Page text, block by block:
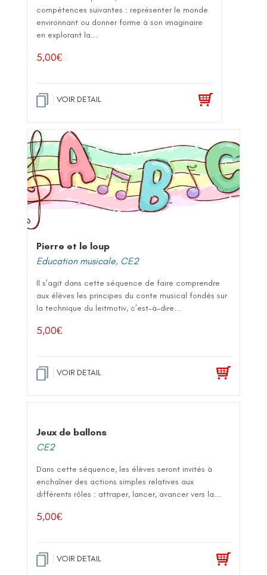
compétences suivantes : représenter le monde
environnant ou donner forme à son imaginaire
en explorant la...
5,00€
VOIR DETAIL
Pierre et le loup
Education musicale, CE2
Il s’agit dans cette séquence de faire comprendre
aux élèves les principes du conte musical fondés sur
la technique du leitmotiv, c’est-à-dire...
5,00€
VOIR DETAIL
Jeux de ballons
CE2
Dans cette séquence, les élèves seront invités à
enchaîner des actions simples relatives aux
différents rôles : attraper, lancer, avancer vers la...
5,00€
VOIR DETAIL